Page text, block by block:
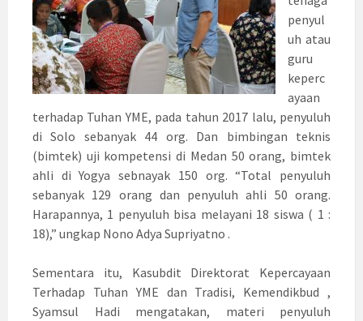
penyul
uh atau
guru
keperc
ayaan
terhadap Tuhan YME, pada tahun 2017 lalu, penyuluh
di Solo sebanyak 44 org. Dan bimbingan teknis
(bimtek) uji kompetensi di Medan 50 orang, bimtek
ahli di Yogya sebnayak 150 org. “Total penyuluh
sebanyak 129 orang dan penyuluh ahli 50 orang.
Harapannya, 1 penyuluh bisa melayani 18 siswa ( 1 :
18),” ungkap Nono Adya Supriyatno .
Sementara itu, Kasubdit Direktorat Kepercayaan
Terhadap Tuhan YME dan Tradisi, Kemendikbud ,
Syamsul Hadi mengatakan, materi penyuluh